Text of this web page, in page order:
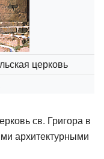
церковь
св. Григора в
архитектурными